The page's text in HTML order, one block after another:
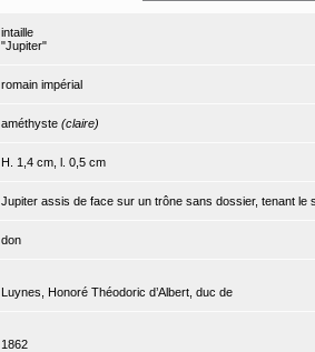
intaille
"Jupiter"
romain impérial
améthyste (claire)
H. 1,4 cm, l. 0,5 cm
Jupiter assis de face sur un trône sans dossier, tenant le
don
Luynes, Honoré Théodoric d’Albert, duc de
1862